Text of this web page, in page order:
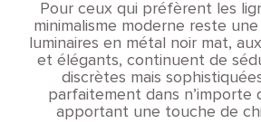
Pour ceux qui préfèrent les
minimalisme moderne reste
luminaires en métal noir mat,
et élégants, continuent de
discrètes mais
parfaitement dans n’importe
apportant une touche de